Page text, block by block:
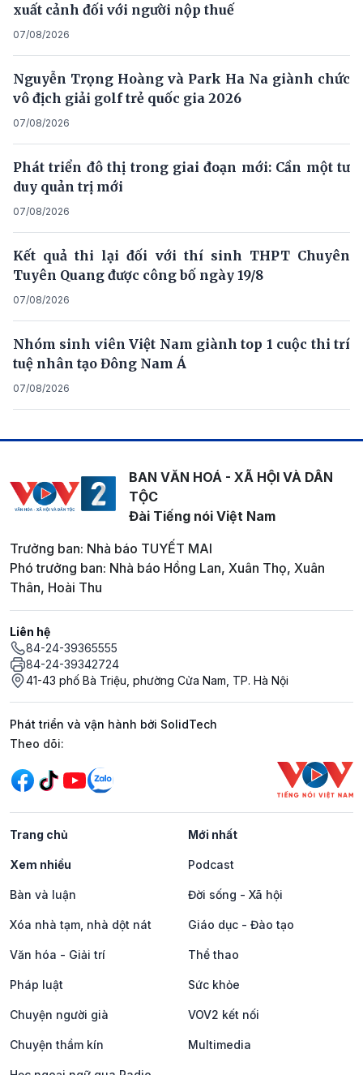
xuất cảnh đối với người nộp thuế
07/08/2026
Nguyễn Trọng Hoàng và Park Ha Na giành chức
vô địch giải golf trẻ quốc gia 2026
07/08/2026
Phát triển đô thị trong giai đoạn mới: Cần một tư
duy quản trị mới
07/08/2026
Kết quả thi lại đối với thí sinh THPT Chuyên
Tuyên Quang được công bố ngày 19/8
07/08/2026
Nhóm sinh viên Việt Nam giành top 1 cuộc thi trí
tuệ nhân tạo Đông Nam Á
07/08/2026
BAN VĂN HOÁ - XÃ HỘI VÀ DÂN
TỘC
Đài Tiếng nói Việt Nam
Trưởng ban: Nhà báo TUYẾT MAI
Phó trưởng ban: Nhà báo Hồng Lan, Xuân Thọ, Xuân
Thân, Hoài Thu
Liên hệ
84-24-39365555
84-24-39342724
41-43 phố Bà Triệu, phường Cửa Nam, TP. Hà Nội
Phát triển và vận hành bởi SolidTech
Mạng xã hội
Theo dõi:
Trang chủ Mới nhất
Xem nhiều Podcast
Bàn và luận Đời sống - Xã hội
Xóa nhà tạm, nhà dột nát Giáo dục - Đào tạo
Văn hóa - Giải trí Thể thao
Pháp luật Sức khỏe
Chuyện người già VOV2 kết nối
Chuyện thầm kín Multimedia